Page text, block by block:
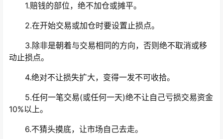
1.赔钱的部位，绝不加仓或摊平。
2.在开始交易或加仓时要设置止损点。
3.除非是朝着与交易相同的方向，否则绝不取消或移
动止损点。
4.绝对不让损失扩大，变得一发不可收拾。
5.任何一笔交易(或任何一天)绝不让自己亏损交易资金
10%以上。
6.不猜头摸底，让市场自己去走。